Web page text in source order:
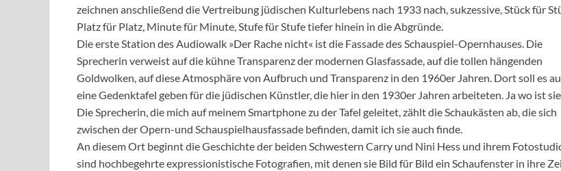
zeichnen anschließend die Vertreibung jüdischen Kulturlebens nach 1933 nach, sukzessive, Stück für
Platz für Platz, Minute für Minute, Stufe für Stufe tiefer hinein in die Abgründe.
Die erste Station des Audiowalk »Der Rache nicht« ist die Fassade des Schauspiel-Opernhauses. Die
Sprecherin verweist auf die kühne Transparenz der modernen Glasfassade, auf die tollen hängenden
Goldwolken, auf diese Atmosphäre von Aufbruch und Transparenz in den 1960er Jahren. Dort soll es
eine Gedenktafel geben für die jüdischen Künstler, die hier in den 1930er Jahren arbeiteten. Ja wo ist
Die Sprecherin, die mich auf meinem Smartphone zu der Tafel geleitet, zählt die Schaukästen ab, die sich
zwischen der Opern-und Schauspielhausfassade befinden, damit ich sie auch finde.
An diesem Ort beginnt die Geschichte der beiden Schwestern Carry und Nini Hess und ihrem
sind hochbegehrte expressionistische Fotografien, mit denen sie Bild für Bild ein Schaufenster in ihre